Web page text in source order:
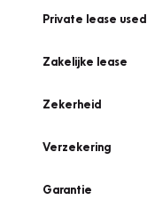
Private lease used
Zakelijke lease
Zekerheid
Verzekering
Garantie